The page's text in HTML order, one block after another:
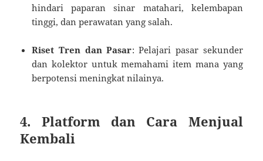
hindari paparan sinar matahari, kelembapan
tinggi, dan perawatan yang salah.
Riset Tren dan Pasar: Pelajari pasar sekunder
dan kolektor untuk memahami item mana yang
berpotensi meningkat nilainya.
4. Platform dan Cara Menjual
Kembali